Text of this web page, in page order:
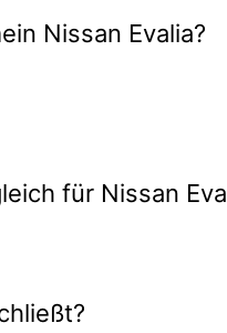
Nissan Evalia?
für Nissan